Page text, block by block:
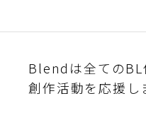
Blendは全てのBL
創作活動を応援し